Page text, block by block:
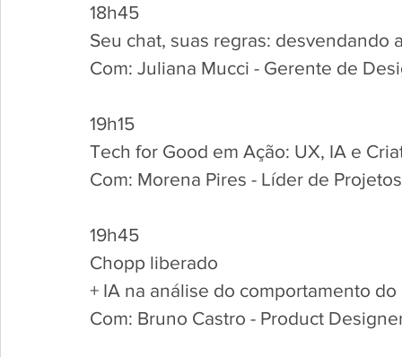
18h45
Seu chat, suas regras: desvendando
Com: Juliana Mucci - Gerente de
19h15
Tech for Good em Ação: UX, IA e
Com: Morena Pires - Líder de
19h45
Chopp liberado
+ IA na análise do comportamento
Com: Bruno Castro - Product